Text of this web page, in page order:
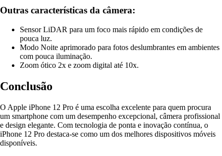
Outras características da câmera:
Sensor LiDAR para um foco mais rápido em condições de
pouca luz.
Modo Noite aprimorado para fotos deslumbrantes em ambientes
com pouca iluminação.
Zoom ótico 2x e zoom digital até 10x.
Conclusão
O Apple iPhone 12 Pro é uma escolha excelente para quem procura
um smartphone com um desempenho excepcional, câmera profissional
e design elegante. Com tecnologia de ponta e inovação contínua, o
iPhone 12 Pro destaca-se como um dos melhores dispositivos móveis
disponíveis.